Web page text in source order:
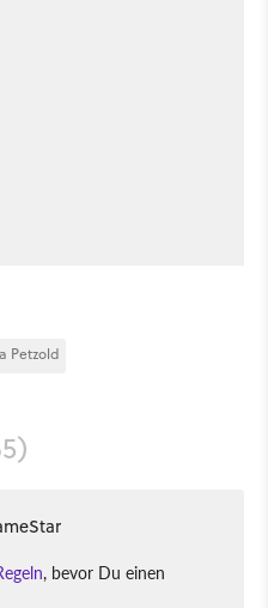
Petzold
, bevor Du einen